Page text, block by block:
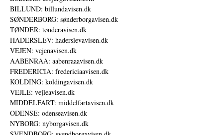
BILLUND: billundavisen.dk
SØNDERBORG: sønderborgavisen.dk
TØNDER: tønderavisen.dk
HADERSLEV: haderslevavisen.dk
VEJEN: vejenavisen.dk
AABENRAA: aabenraaavisen.dk
FREDERICIA: fredericiaavisen.dk
KOLDING: koldingavisen.dk
VEJLE: vejleavisen.dk
MIDDELFART: middelfartavisen.dk
ODENSE: odenseavisen.dk
NYBORG: nyborgavisen.dk